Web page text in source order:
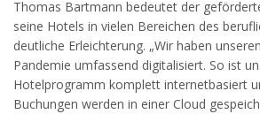
Thomas Bartmann bedeutet der
seine Hotels in vielen Bereichen des
deutliche Erleichterung. „Wir haben
Pandemie umfassend digitalisiert. So ist
Hotelprogramm komplett internetbasiert
Buchungen werden in einer Cloud